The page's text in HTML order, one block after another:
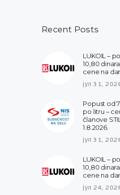
Recent Posts
LUKOIL –
10,80
cene na
јул 31,
Popust od
po litru –
članove
1.8.2026.
јул 31,
LUKOIL –
10,80
cene na
јул 24,